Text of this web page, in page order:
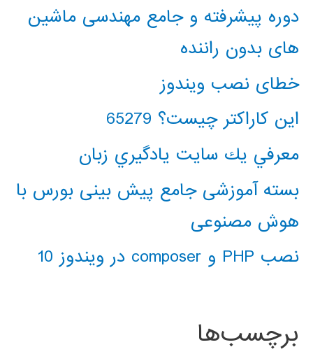
دوره پیشرفته و جامع مهندسی ماشین
های بدون راننده
خطای نصب ویندوز
این کاراکتر چیست؟ 65279
معرفي يك سايت يادگيري زبان
بسته آموزشی جامع پیش بینی بورس با
هوش مصنوعی
نصب PHP و composer در ویندوز 10
برچسب‌ها